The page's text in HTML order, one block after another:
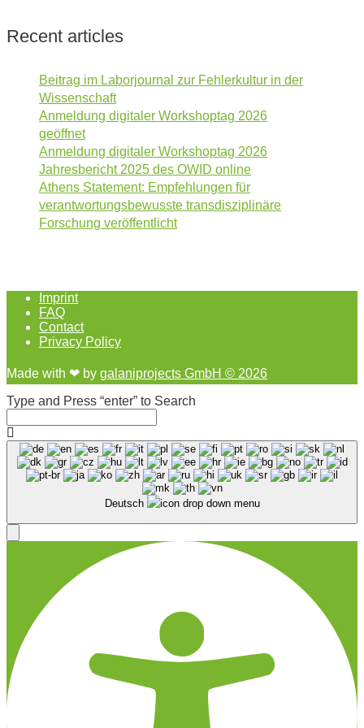
Recent articles
Beitrag im Laborjournal zur Fehlerkultur in der
Wissenschaft
Anmeldung digitaler Workshoptag 2026
geöffnet
Anmeldung digitaler Workshoptag 2026
Jahresbericht 2025 des OWID online
Athens Statement: Empfehlungen für
verantwortungsbewusste transdisziplinäre
Forschung veröffentlicht
Imprint
FAQ
Contact
Privacy Policy
Made with ❤︎ by galaniprojects GmbH © 2026
Type and Press “enter” to Search
Deutsch